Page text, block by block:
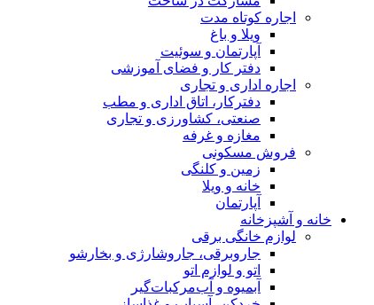
اجاره کوتاه مدت
ویلا و باغ
آپارتمان و سوئیت
دفتر کار و فضای آموزشی
اجاره اداری و تجاری
دفترکار، اتاق اداری و مطب
صنعتی، کشاورزی و تجاری
مغازه و غرفه
فروش مسکونی
زمین و کلنگی
خانه و ویلا
آپارتمان
خانه و آشپزخانه
لوازم خانگی برقی
جاروبرقی، جاروشارژی و بخارشو
اتو و لوازم اتو
آبمیوه و آب‌مرکبات‌گیر